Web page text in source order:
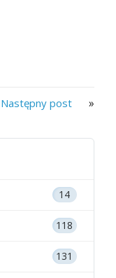
Następny post »
14
118
131